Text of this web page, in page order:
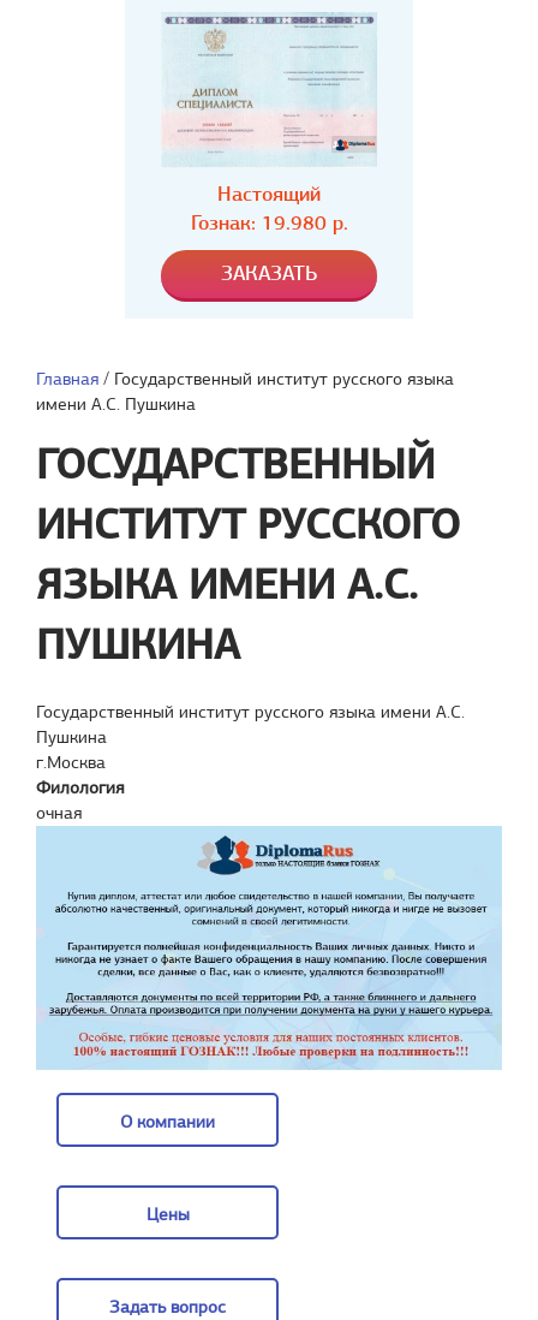
Настоящий
Гознак: 19.980 р.
Главная / Государственный институт русского языка
имени А.С. Пушкина
ГОСУДАРСТВЕННЫЙ
ИНСТИТУТ РУССКОГО
ЯЗЫКА ИМЕНИ А.С.
ПУШКИНА
Государственный институт русского языка имени А.С.
Пушкина
г.Москва
Филология
очная
О компании
Цены
Задать вопрос